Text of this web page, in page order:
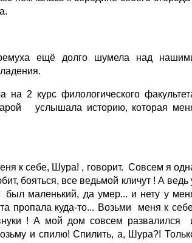
ещё долго шумела над
2 курс филологического
услышала историю, которая
к себе, Шура! , говорит. Совсем я
бояться, все ведьмой кличут ! А ведь
маленький, да умер... и нету у
пропала куда-то... Возьми меня к
! А мой дом совсем развалился
и спилю! Спилить, а, Шура?!